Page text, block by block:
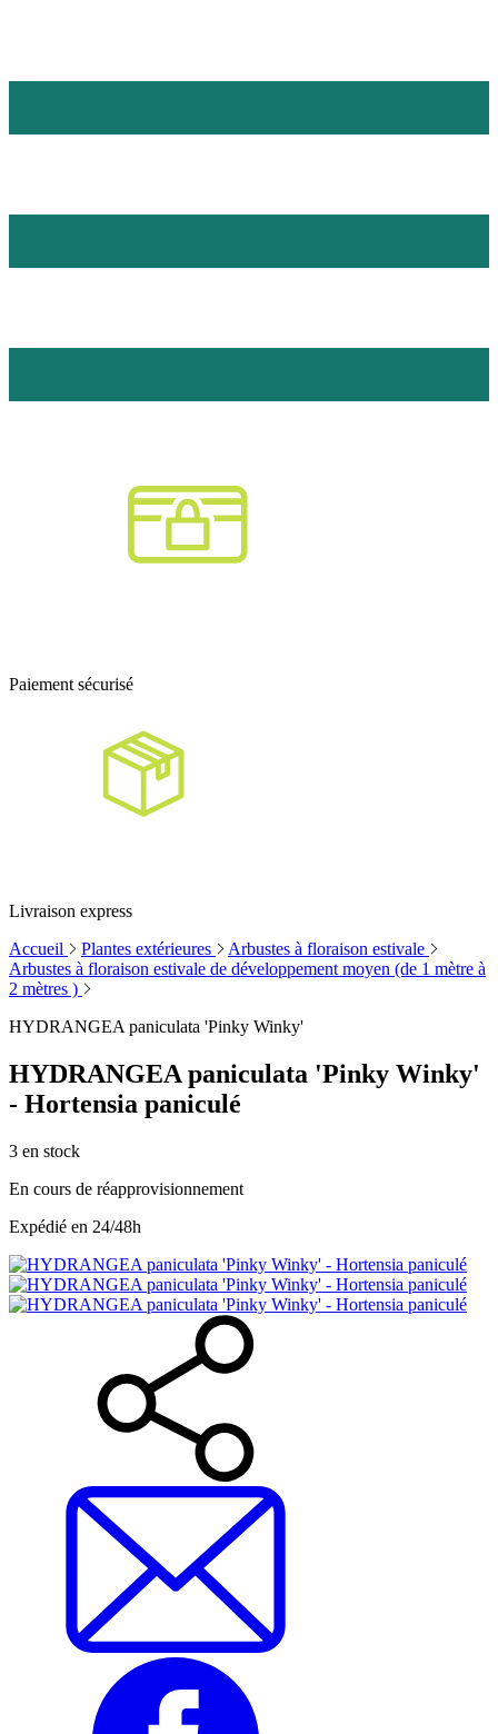
Paiement sécurisé
Livraison express
Accueil
Plantes extérieures
Arbustes à floraison estivale
Arbustes à floraison estivale de développement moyen (de 1 mètre à
2 mètres )
HYDRANGEA paniculata 'Pinky Winky'
HYDRANGEA paniculata 'Pinky Winky'
- Hortensia paniculé
3 en stock
En cours de réapprovisionnement
Expédié en 24/48h